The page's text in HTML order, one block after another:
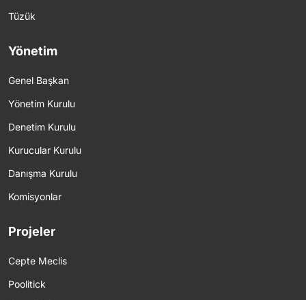
Tüzük
Yönetim
Genel Başkan
Yönetim Kurulu
Denetim Kurulu
Kurucular Kurulu
Danışma Kurulu
Komisyonlar
Projeler
Cepte Meclis
Poolitick